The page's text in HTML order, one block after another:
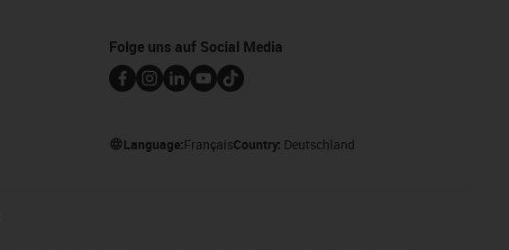
Folge uns auf Social Media
Language:FrançaisCountry: Deutschland